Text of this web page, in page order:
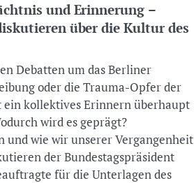
und Erinnerung –
über die Kultur des
Debatten um das Berliner
oder die Trauma-Opfer der
kollektives Erinnern überhaupt
wird es geprägt?
und wie wir unserer Vergangenheit
der Bundestagspräsident
für die Unterlagen des